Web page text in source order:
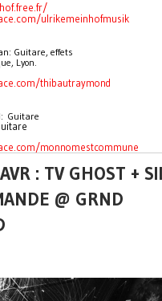
ulrikemeinhofmusik
Guitare, effets
Lyon.
thibautraymond
Guitare
monnomestcommune
: TV GHOST +
@ GRND